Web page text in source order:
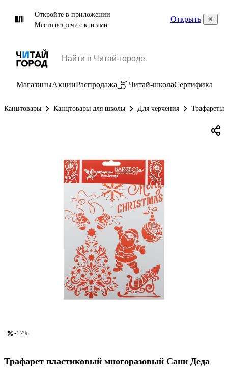
Откройте в приложении
Место встречи с книгами
Открыть
МагазиныАкцииРаспродажа Читай-школаСертификаты
Канцтовары Канцтовары для школы Для черчения Трафареты
-17%
Трафарет пластиковый многоразовый Сани Деда